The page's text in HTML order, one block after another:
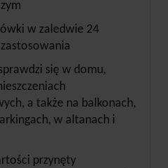
w zaledwie 24
się w domu,
a także na balkonach,
w altanach i
przynęty